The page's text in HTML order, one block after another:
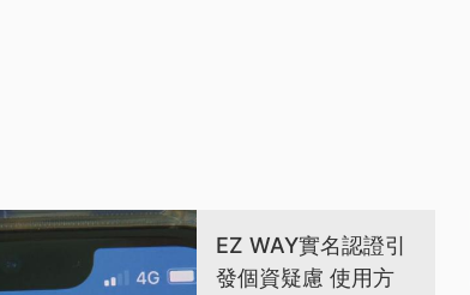
EZ WAY實名認證引
發個資疑慮 使用方